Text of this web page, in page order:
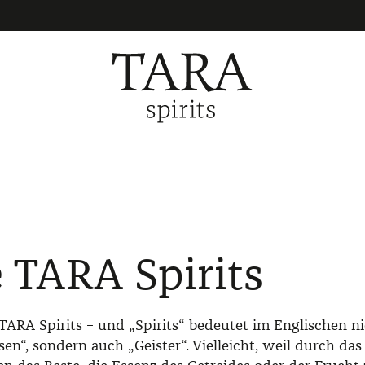
TARA Spirits
Spirits – und „Spirits“ bedeutet im Englischen
sondern auch „Geister“. Vielleicht, weil durch das